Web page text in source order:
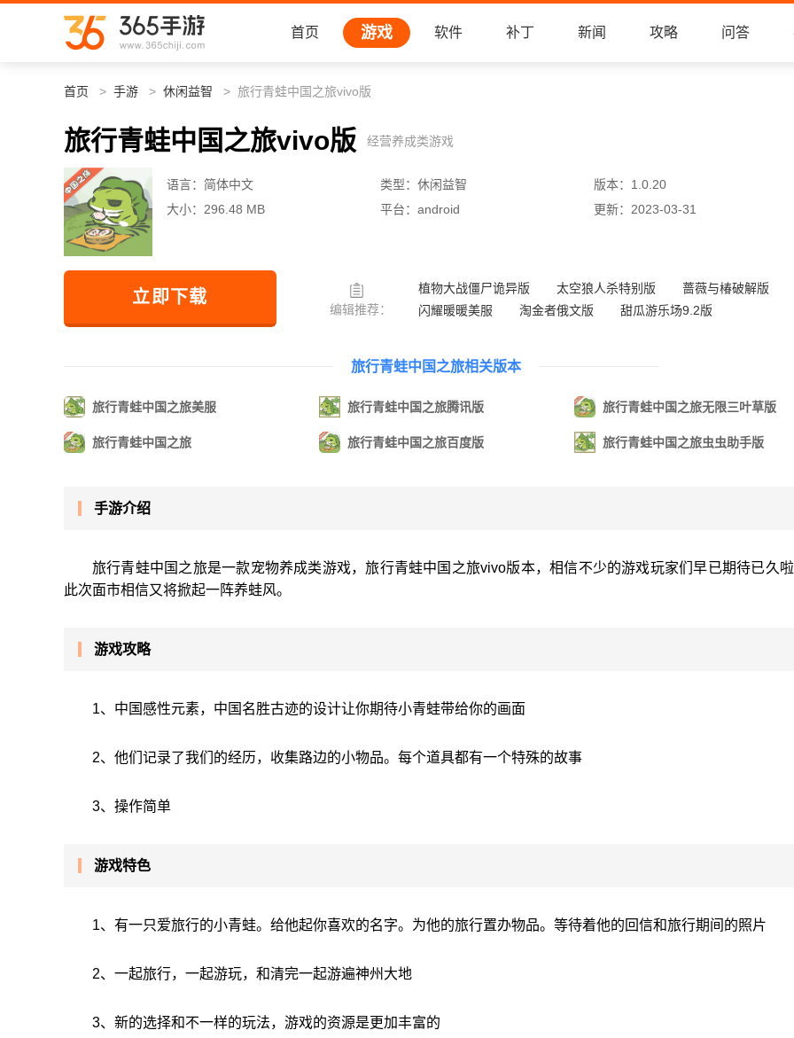
首页 游戏 软件 补丁 新闻 攻略 问答
首页 手游 休闲益智 旅行青蛙中国之旅vivo版
旅行青蛙中国之旅vivo版 经营养成类游戏
语言： 简体中文 类型： 休闲益智 版本： 1.0.20
大小： 296.48 MB 平台： android 更新： 2023-03-31
立即下载
编辑推荐：
植物大战僵尸诡异版 太空狼人杀特别版
蔷薇与椿破解版
闪耀暖暖美服
淘金者俄文版
甜瓜游乐场9.2版
旅行青蛙中国之旅相关版本
旅行青蛙中国之旅美服 旅行青蛙中国之旅腾讯版 旅行青蛙中国之旅无限三叶草版
旅行青蛙中国之旅 旅行青蛙中国之旅百度版 旅行青蛙中国之旅虫虫助手版
手游介绍
旅行青蛙中国之旅是一款宠物养成类游戏，旅行青蛙中国之旅vivo版本，相信不少的游戏玩家们早已期待已久啦
此次面市相信又将掀起一阵养蛙风。
游戏攻略
1、中国感性元素，中国名胜古迹的设计让你期待小青蛙带给你的画面
2、他们记录了我们的经历，收集路边的小物品。每个道具都有一个特殊的故事
3、操作简单
游戏特色
1、有一只爱旅行的小青蛙。给他起你喜欢的名字。为他的旅行置办物品。等待着他的回信和旅行期间的照片
2、一起旅行，一起游玩，和清完一起游遍神州大地
3、新的选择和不一样的玩法，游戏的资源是更加丰富的